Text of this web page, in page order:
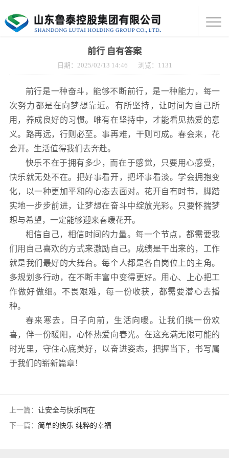
前行 自有答案
日期：2025/02/13 14:46 浏览： 1131
前行是一种奋斗，能够不断前行，是一种能力，每一
次努力都是在向梦想靠近。有所坚持，让时间为自己所
用，养成良好的习惯。唯有在坚持中，才能看见热爱的意
义。路再远，行则必至。事再难，干则可成。春会来，花
会开。生活值得我们去奔赴。
快乐不在于拥有多少，而在于感觉，只要用心感受，
快乐就无处不在。把好事看开，把坏事看淡。学会拥抱变
化，以一种更加平和的心态去面对。花开自有时节，脚踏
实地一步步前进，让梦想在奋斗中绽放光彩。只要怀揣梦
想与希望，一定能够迎来春暖花开。
相信自己，相信时间的力量。每一个节点，都需要我
们用自己喜欢的方式来激励自己。成绩是干出来的，工作
就是我们最好的大舞台。每个人都是各自岗位上的主角。
多规划多行动，在不断丰富中变得更好。用心、上心把工
作做好做细。不畏艰难，每一份收获，都需要潜心去播
种。
春来寒去，日子向前，生活向暖。让我们携一份欢
喜，伴一份暖阳，心怀热爱向春光。在这充满无限可能的
时光里，守住心底美好，以奋进姿态，把握当下，书写属
于我们的崭新篇章！
上一篇： 让安全与快乐同在
下一篇： 简单的快乐 纯粹的幸福